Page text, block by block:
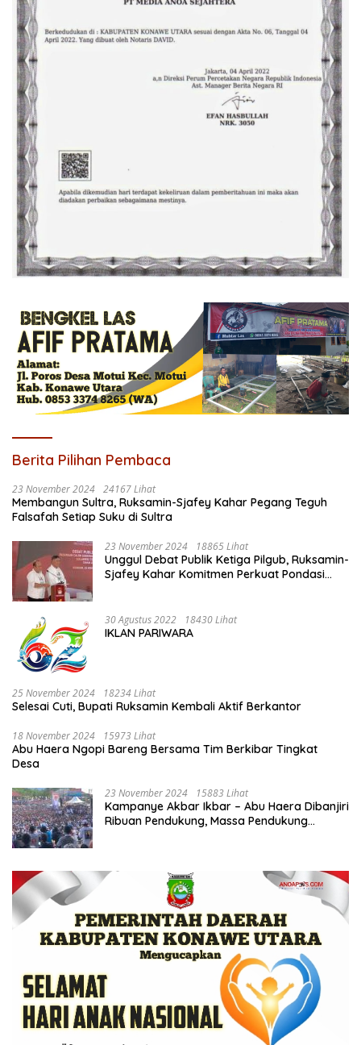
Berita Pilihan Pembaca
23 November 2024 24167 Lihat
Membangun Sultra, Ruksamin-Sjafey Kahar Pegang Teguh
Falsafah Setiap Suku di Sultra
23 November 2024 18865 Lihat
Unggul Debat Publik Ketiga Pilgub, Ruksamin-
Sjafey Kahar Komitmen Perkuat Pondasi
30 Agustus 2022 18430 Lihat
IKLAN PARIWARA
25 November 2024 18234 Lihat
Selesai Cuti, Bupati Ruksamin Kembali Aktif Berkantor
18 November 2024 15973 Lihat
Abu Haera Ngopi Bareng Bersama Tim Berkibar Tingkat
Desa
23 November 2024 15883 Lihat
Kampanye Akbar Ikbar – Abu Haera Dibanjiri
Ribuan Pendukung, Massa Pendukung